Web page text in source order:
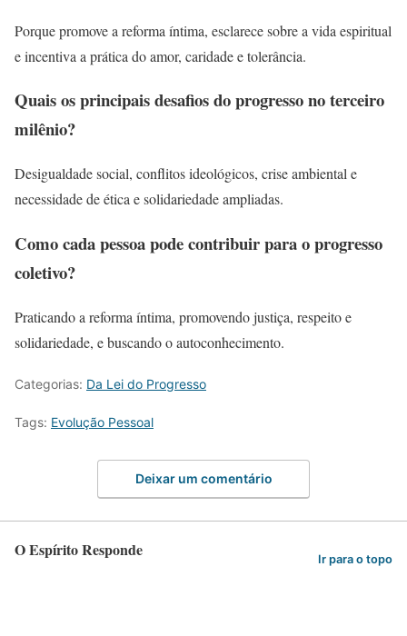
Porque promove a reforma íntima, esclarece sobre a vida espiritual
e incentiva a prática do amor, caridade e tolerância.
Quais os principais desafios do progresso no terceiro
milênio?
Desigualdade social, conflitos ideológicos, crise ambiental e
necessidade de ética e solidariedade ampliadas.
Como cada pessoa pode contribuir para o progresso
coletivo?
Praticando a reforma íntima, promovendo justiça, respeito e
solidariedade, e buscando o autoconhecimento.
Categorias: Da Lei do Progresso
Tags: Evolução Pessoal
Deixar um comentário
O Espírito Responde Ir para o topo